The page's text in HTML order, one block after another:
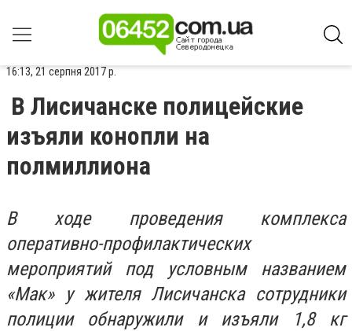
16:13, 21 серпня 2017 р.
В Лисичанске полицейские
изъяли конопли на
полмиллиона
В ходе проведения комплекса
оперативно-профилактических
мероприятий под условным названием
«Мак» у жителя Лисичанска сотрудники
полиции обнаружили и изъяли 1,8 кг